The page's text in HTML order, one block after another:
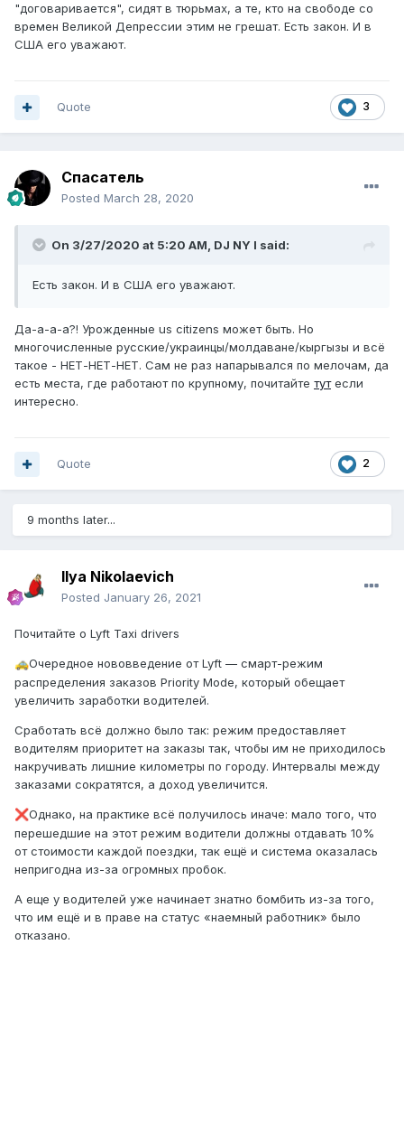
"договаривается", сидят в тюрьмах, а те, кто на свободе со
времен Великой Депрессии этим не грешат. Есть закон. И в
США его уважают.
3
Quote
Спасатель
Posted March 28, 2020
On 3/27/2020 at 5:20 AM, DJ NY I said:
Есть закон. И в США его уважают.
Да-а-а-а?! Урожденные us citizens может быть. Но
многочисленные русские/украинцы/молдаване/кыргызы и всё
такое - НЕТ-НЕТ-НЕТ. Сам не раз напарывался по мелочам, да
есть места, где работают по крупному, почитайте тутесли
интересно.
2
Quote
9 months later...
Ilya Nikolaevich
Posted January 26, 2021
Почитайте о Lyft Taxi drivers
🚕Очередное нововведение от Lyft — смарт-режим
распределения заказов Priority Mode, который обещает
увеличить заработки водителей.
Сработать всё должно было так: режим предоставляет
водителям приоритет на заказы так, чтобы им не приходилось
накручивать лишние километры по городу. Интервалы между
заказами сократятся, а доход увеличится.
❌Однако, на практике всё получилось иначе: мало того, что
перешедшие на этот режим водители должны отдавать 10%
от стоимости каждой поездки, так ещё и система оказалась
непригодна из-за огромных пробок.
А еще у водителей уже начинает знатно бомбить из-за того,
что им ещё и в праве на статус «наемный работник» было
отказано.